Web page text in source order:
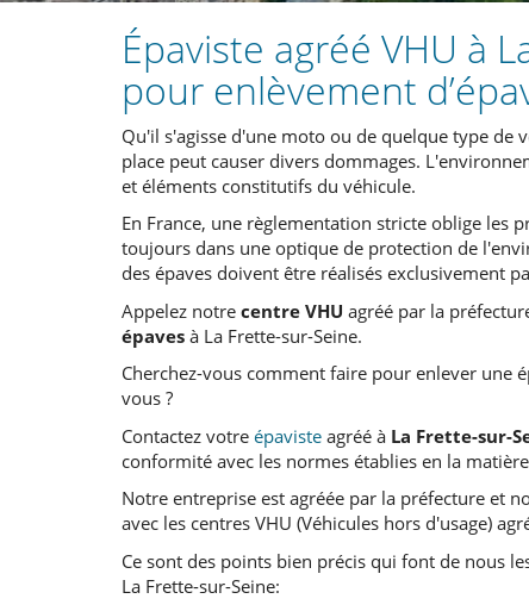
Épaviste agréé VHU à
pour enlèvement
Qu'il s'agisse d'une moto ou de quelque type de
place peut causer divers dommages.
et éléments constitutifs du véhicule.
En France, une règlementation stricte oblige les
toujours dans une optique de protection de
des épaves doivent être réalisés exclusivement
Appelez notre centre VHU agréé par la
épaves à La Frette-sur-Seine.
Cherchez-vous comment faire pour enlever une
vous ?
Contactez votre épaviste agréé à La Frette-sur-
conformité avec les normes établies en la
Notre entreprise est agréée par la préfecture et
avec les centres VHU (Véhicules hors d'usage)
Ce sont des points bien précis qui font de nous
La Frette-sur-Seine: